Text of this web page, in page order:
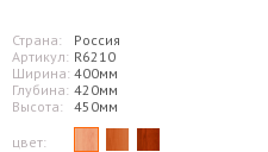
Страна:
Россия
Артикул: R6210
Ширина: 400мм
Глубина: 420мм
Высота:
450мм
цвет: